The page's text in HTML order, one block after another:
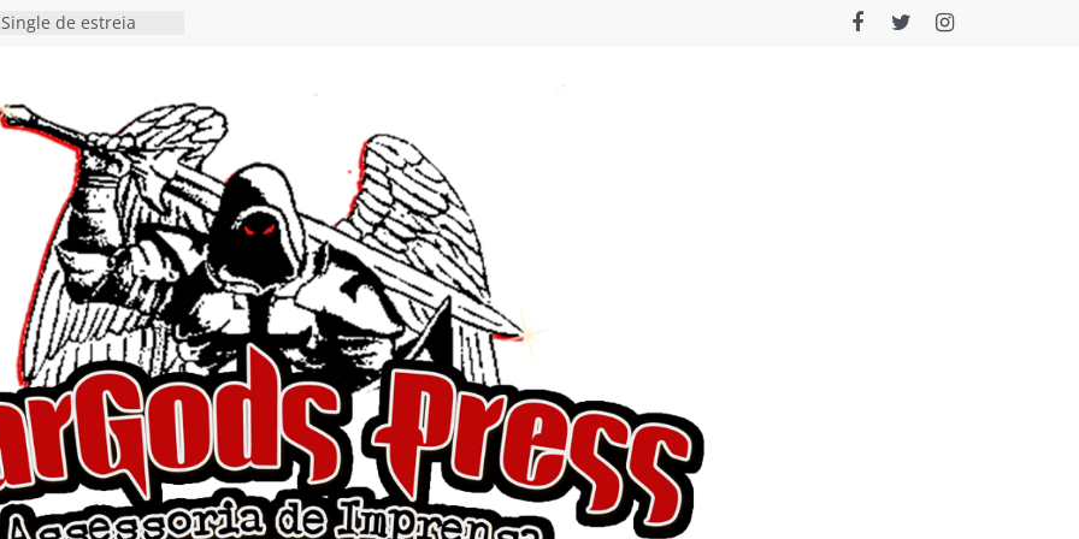
de estreia
vídeo de guitar & bass
“Eclipse”, segundo
“Dreaming”
a
e a artificialidade
e videoclipe de
gaúcha de Heavy
debut “Hellforge”
Single “Dead Flies
nas plataformas em
A. Romero